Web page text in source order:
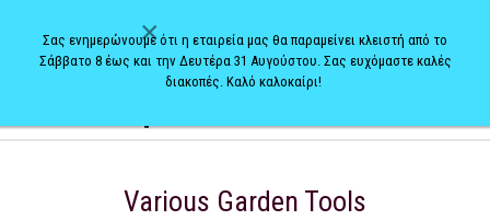
Various Garden Tools
×
Σας ενημερώνουμε ότι η εταιρεία μας θα παραμείνει κλειστή από το
Σάββατο 8 έως και την Δευτέρα 31 Αυγούστου. Σας ευχόμαστε καλές
διακοπές. Καλό καλοκαίρι!